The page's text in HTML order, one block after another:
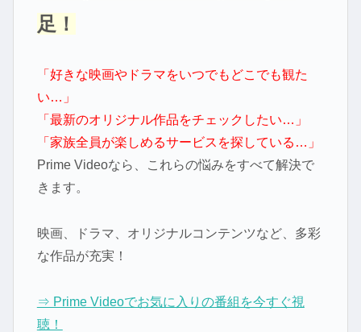
足！
「好きな映画やドラマをいつでもどこでも観た
い…」
「最新のオリジナル作品をチェックしたい…」
「家族全員が楽しめるサービスを探している…」
Prime Videoなら、これらの悩みをすべて解決で
きます。
映画、ドラマ、オリジナルコンテンツなど、多彩
な作品が充実！
⇒ Prime Videoでお気に入りの番組を今すぐ視
聴！